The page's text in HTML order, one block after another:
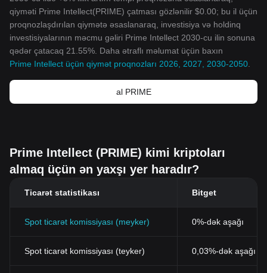
qiyməti Prime Intellect(PRIME) çatması gözlənilir $0.00; bu il üçün
proqnozlaşdırılan qiymətə əsaslanaraq, investisiya və holdinq
investisiyalarının məcmu gəliri Prime Intellect 2030-cu ilin sonuna
qədər çatacaq 21.55%. Daha ətraflı məlumat üçün baxın
Prime Intellect üçün qiymət proqnozları 2026, 2027, 2030-2050
al PRIME
Prime Intellect (PRIME) kimi kriptoları
almaq üçün ən yaxşı yer haradır?
Ticarət statistikası Bitget
Spot ticarət komissiyası (meyker) 0%-dək aşağı
Spot ticarət komissiyası (teyker) 0,03%-dək aşağı